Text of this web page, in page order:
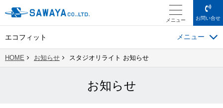
メニュー お問い合せ
エコフィット
HOME お知らせ スタジオリライト お知らせ
お知らせ